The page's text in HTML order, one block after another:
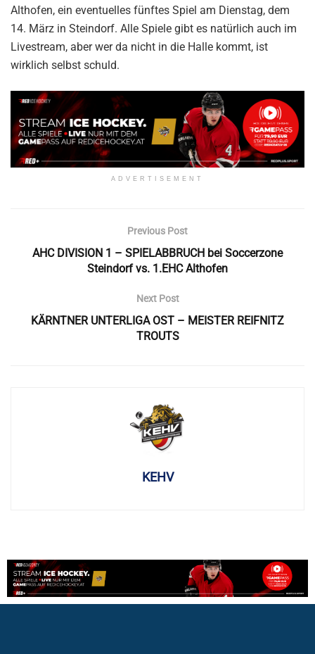
Althofen, ein eventuelles fünftes Spiel am Dienstag, dem
14. März in Steindorf. Alle Spiele gibt es natürlich auch im
Livestream, aber wer da nicht in die Halle kommt, ist
wirklich selbst schuld.
ADVERTISEMENT
Previous Post
AHC DIVISION 1 – SPIELABBRUCH bei Soccerzone
Steindorf vs. 1.EHC Althofen
Next Post
KÄRNTNER UNTERLIGA OST – MEISTER REIFNITZ
TROUTS
KEHV